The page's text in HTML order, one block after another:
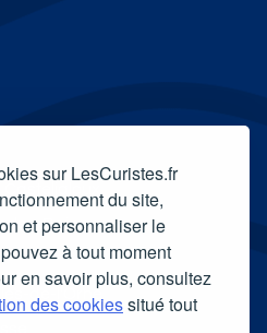
sur LesCuristes.fr
du site,
et personnaliser le
à tout moment
en savoir plus, consultez
des cookiessitué tout
les-Bains
de-l'Orne